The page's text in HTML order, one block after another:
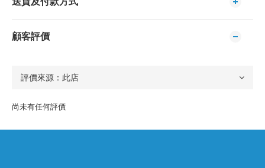
顧客評價
尚未有任何評價